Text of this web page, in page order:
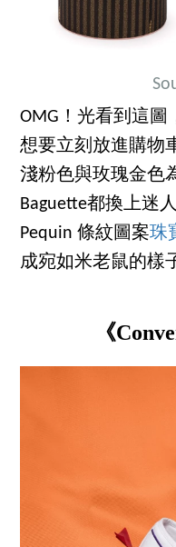
OMG！光看到這
想要立刻放進購物
淺粉色與玫瑰金色
Baguette都換上迷
Pequin 條紋圖案珠
成宛如米老鼠的樣
《